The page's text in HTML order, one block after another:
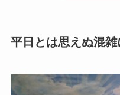
平日とは思えぬ混雑